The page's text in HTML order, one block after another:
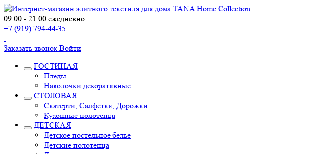
09:00 - 21:00 ежедневно
+7 (919) 794-44-35
Заказать звонок Войти
ГОСТИНАЯ
Пледы
Наволочки декоративные
СТОЛОВАЯ
Скатерти, Салфетки, Дорожки
Кухонные полотенца
ДЕТСКАЯ
Детское постельное белье
Детские полотенца